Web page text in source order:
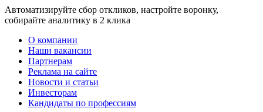
Автоматизируйте сбор откликов, настройте воронку,
собирайте аналитику в 2 клика
О компании
Наши вакансии
Партнерам
Реклама на сайте
Новости и статьи
Инвесторам
Кандидаты по профессиям